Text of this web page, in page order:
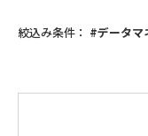
絞込み条件： #データマ